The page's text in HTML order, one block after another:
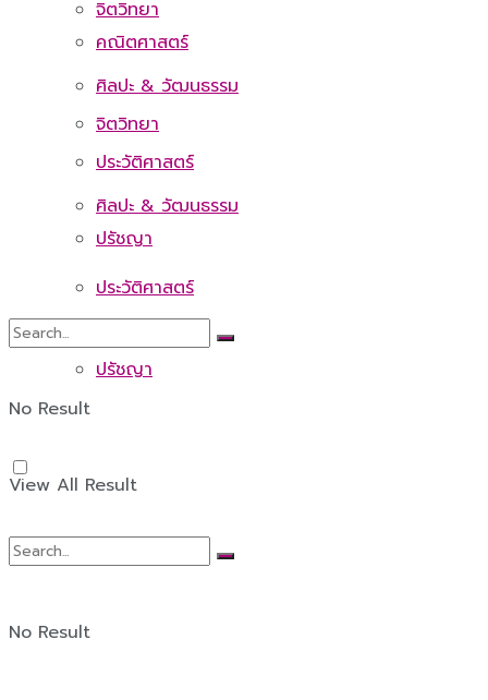
คณิตศาสตร์
จิตวิทยา
ศิลปะ & วัฒนธรรม
ประวัติศาสตร์
ปรัชญา
No Result
จิตวิทยา
ศิลปะ & วัฒนธรรม
ประวัติศาสตร์
ปรัชญา
No Result
View All Result